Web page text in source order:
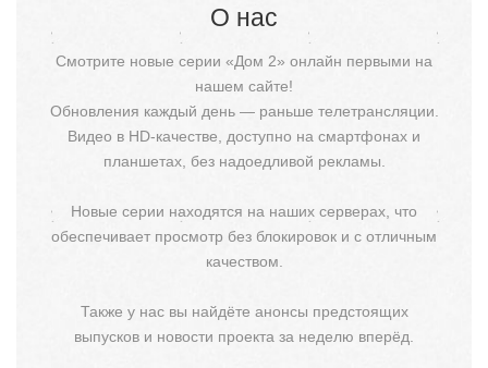
О нас
Смотрите новые серии «Дом 2» онлайн первыми на
нашем сайте!
Обновления каждый день — раньше телетрансляции.
Видео в HD-качестве, доступно на смартфонах и
планшетах, без надоедливой рекламы.
Новые серии находятся на наших серверах, что
обеспечивает просмотр без блокировок и с отличным
качеством.
Также у нас вы найдёте анонсы предстоящих
выпусков и новости проекта за неделю вперёд.